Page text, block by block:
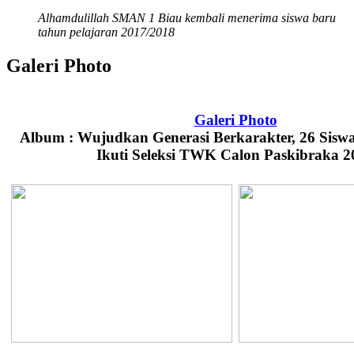
Alhamdulillah SMAN 1 Biau kembali menerima siswa baru
tahun pelajaran 2017/2018
Galeri Photo
Galeri Photo
Album : Wujudkan Generasi Berkarakter, 26
Ikuti Seleksi TWK Calon Paskibraka